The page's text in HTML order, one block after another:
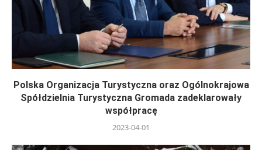
Polska Organizacja Turystyczna oraz Ogólnokrajowa
Spółdzielnia Turystyczna Gromada zadeklarowały
współpracę
2023-04-01